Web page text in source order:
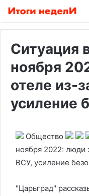
Ситуация
ноября
отеле из-
усиление
Общество
ноября 2022: люди
ВСУ, усиление
"Царьград"